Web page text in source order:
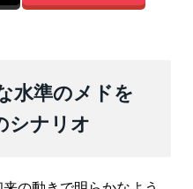
水準のメドを
シナリオ